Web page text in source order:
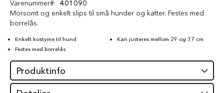
h
u
n
G
o
d
b
i
Varenummer
401090
Morsomt og enkelt slips til små hunder og katter. Festes med
borrelås.
Enkelt kostyme til hund
Festes med borrelås
Kan justeres mellom 29 og 37 cm
Produktinfo